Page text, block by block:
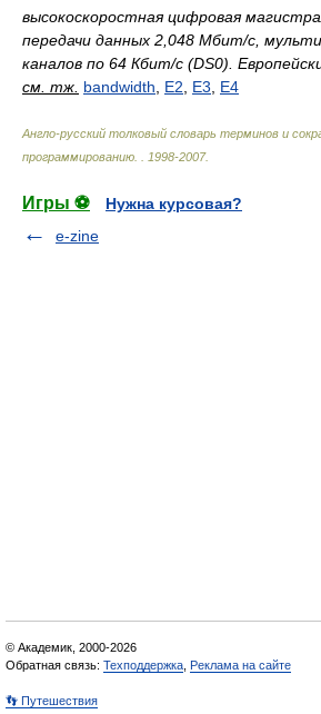
высокоскоростная цифровая
передачи данных 2,048 Мбит/с,
каналов по 64 Кбит/с (DS0).
см. тж. bandwidth E2 E3 E4
Англо-русский толковый словарь терминов и
программированию.
1998-2007.
Игры ⚽
Нужна курсовая?
e-zine
© Академик, 2000-2026
Обратная связь: Техподдержка Реклама на сайте
👣 Путешествия